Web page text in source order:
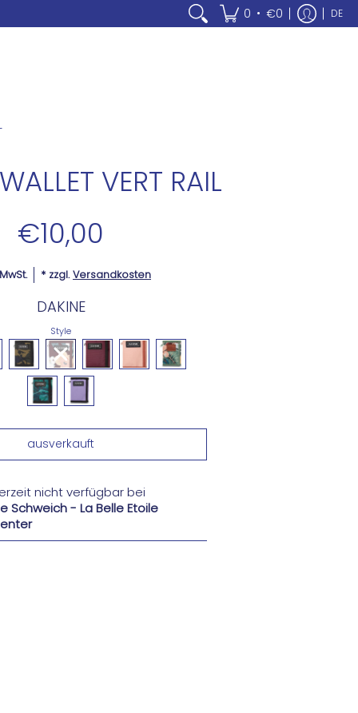
0 • €0 DE
VERT RAIL
€10,00
* zzgl.Versandkosten
DAKINE
Style
nicht verfügbar bei
Schweich - La Belle Etoile